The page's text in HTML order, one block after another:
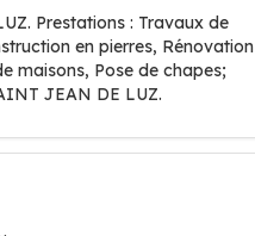
Prestations : Travaux de
en pierres, Rénovation
maisons, Pose de chapes;
JEAN DE LUZ.